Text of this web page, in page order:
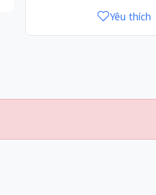
Yêu thích